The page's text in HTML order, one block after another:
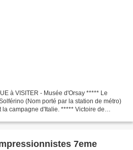
à VISITER - Musée d'Orsay ***** Le
(Nom porté par la station de métro)
campagne d'Italie. ***** Victoire de
7eme